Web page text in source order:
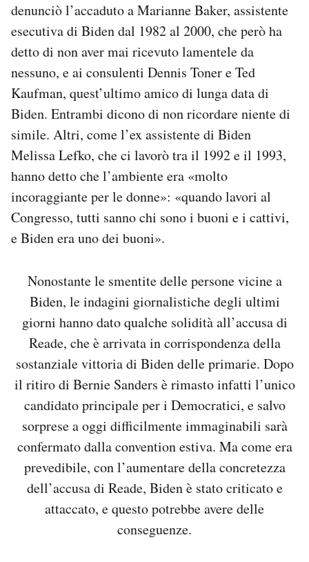
denunciò l’accaduto a Marianne Baker, assistente
esecutiva di Biden dal 1982 al 2000, che però ha
detto di non aver mai ricevuto lamentele da
nessuno, e ai consulenti Dennis Toner e Ted
Kaufman, quest’ultimo amico di lunga data di
Biden. Entrambi dicono di non ricordare niente di
simile. Altri, come l’ex assistente di Biden
Melissa Lefko, che ci lavorò tra il 1992 e il 1993,
hanno detto che l’ambiente era «molto
incoraggiante per le donne»: «quando lavori al
Congresso, tutti sanno chi sono i buoni e i cattivi,
e Biden era uno dei buoni».
Nonostante le smentite delle persone vicine a
Biden, le indagini giornalistiche degli ultimi
giorni hanno dato qualche solidità all’accusa di
Reade, che è arrivata in corrispondenza della
sostanziale vittoria di Biden delle primarie. Dopo
il ritiro di Bernie Sanders è rimasto infatti l’unico
candidato principale per i Democratici, e salvo
sorprese a oggi difficilmente immaginabili sarà
confermato dalla convention estiva. Ma come era
prevedibile, con l’aumentare della concretezza
dell’accusa di Reade, Biden è stato criticato e
attaccato, e questo potrebbe avere delle
conseguenze.